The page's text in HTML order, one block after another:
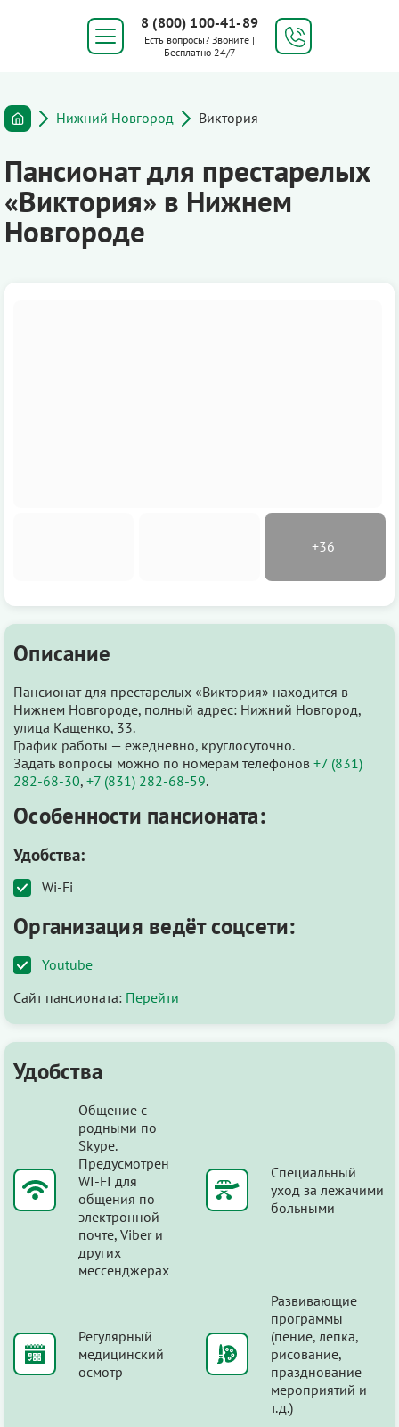
8 (800) 100-41-89
Есть вопросы? Звоните |
Бесплатно 24/7
Нижний Новгород Виктория
Пансионат для престарелых
«Виктория» в Нижнем
Новгороде
Описание
Пансионат для престарелых «Виктория» находится в
Нижнем Новгороде, полный адрес: Нижний Новгород,
улица Кащенко, 33.
График работы — ежедневно, круглосуточно.
Задать вопросы можно по номерам телефонов +7 (831)
282-68-30, +7 (831) 282-68-59.
Особенности пансионата:
Удобства:
Wi-Fi
Организация ведёт соцсети:
Youtube
Сайт пансионата: Перейти
Удобства
Общение с
родными по
Skype.
Предусмотрен
WI-FI для
общения по
электронной
почте, Viber и
других
мессенджерах
Специальный
уход за лежачими
больными
Регулярный
медицинский
осмотр
Развивающие
программы
(пение, лепка,
рисование,
празднование
мероприятий и
т.д.)